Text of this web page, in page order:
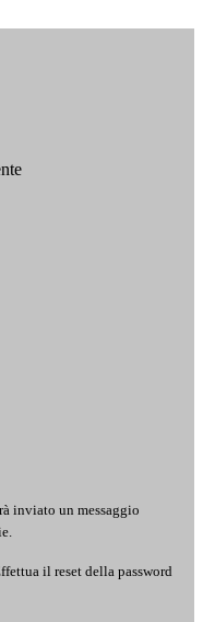
inviato un messaggio
il reset della password